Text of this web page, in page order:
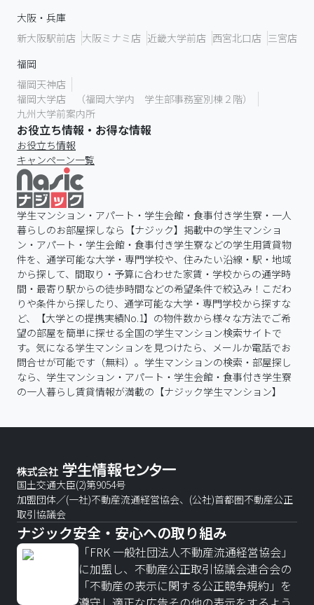
大阪・兵庫
新大阪駅前店 大阪ミナミ店 近畿大学前店 西宮北口店 三宮店
福岡
福岡天神店
福岡大学店 （福岡大学内 学生部事務室別棟２階）
九州大学前案内所
お役立ち情報・お得な情報
お役立ち情報
キャンペーン一覧
学生マンション・アパート・学生会館・食事付き学生寮・一人
暮らしのお部屋探しなら【ナジック】掲載中の学生マンショ
ン・アパート・学生会館・食事付き学生寮などの学生用賃貸物
件を、通学可能な大学・専門学校や、住みたい沿線・駅・地域
から探して、間取り・予算に合わせた家賃・学校からの通学時
間・最寄り駅からの徒歩時間などの希望条件で絞込み！こだわ
りや条件から探したり、通学可能な大学・専門学校から探すな
ど、【大学との提携実績No.1】の物件数から様々な方法でご希
望の部屋を簡単に探せる全国の学生マンション検索サイトで
す。気になる学生マンションを見つけたら、メールか電話でお
問合せが可能です（無料）。学生マンションの検索・部屋探し
なら、学生マンション・アパート・学生会館・食事付き学生寮
の一人暮らし賃貸情報が満載の【ナジック学生マンション】
国土交通大臣(2)第9054号
加盟団体／(一社)不動産流通経営協会、(公社)首都圏不動産公正
取引協議会
ナジック安全・安心への取り組み
「FRK 一般社団法人不動産流通経営協会」
に加盟し、不動産公正取引協議会連合会の
「不動産の表示に関する公正競争規約」を